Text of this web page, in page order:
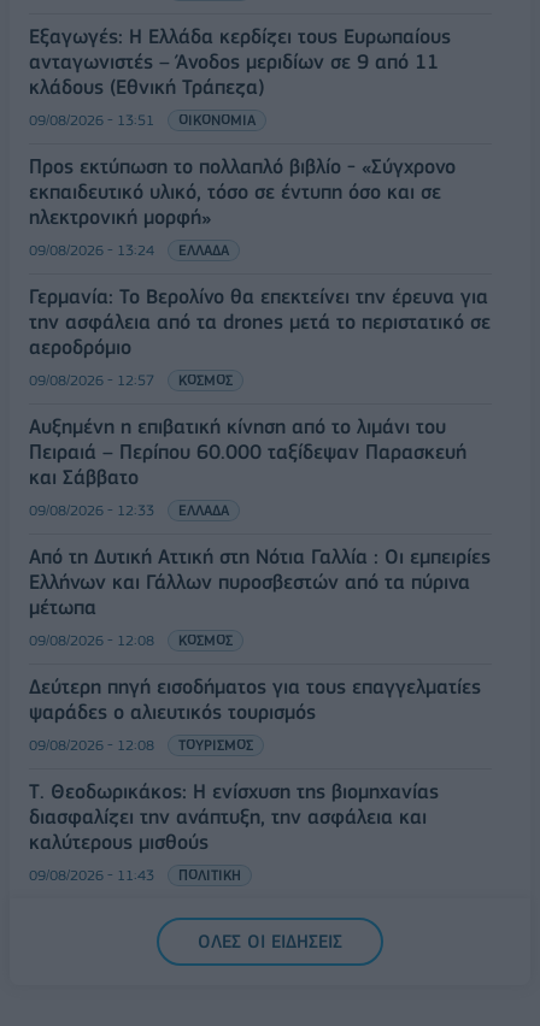
Εξαγωγές: Η Ελλάδα κερδίζει τους Ευρωπαίους
ανταγωνιστές – Άνοδος μεριδίων σε 9 από 11
κλάδους (Εθνική Τράπεζα)
09/08/2026 - 13:51 ΟΙΚΟΝΟΜΙΑ
Προς εκτύπωση το πολλαπλό βιβλίο - «Σύγχρονο
εκπαιδευτικό υλικό, τόσο σε έντυπη όσο και σε
ηλεκτρονική μορφή»
09/08/2026 - 13:24 ΕΛΛΑΔΑ
Γερμανία: Το Βερολίνο θα επεκτείνει την έρευνα για
την ασφάλεια από τα drones μετά το περιστατικό σε
αεροδρόμιο
09/08/2026 - 12:57 ΚΟΣΜΟΣ
Αυξημένη η επιβατική κίνηση από το λιμάνι του
Πειραιά – Περίπου 60.000 ταξίδεψαν Παρασκευή
και Σάββατο
09/08/2026 - 12:33 ΕΛΛΑΔΑ
Από τη Δυτική Αττική στη Νότια Γαλλία : Οι εμπειρίες
Ελλήνων και Γάλλων πυροσβεστών από τα πύρινα
μέτωπα
09/08/2026 - 12:08 ΚΟΣΜΟΣ
Δεύτερη πηγή εισοδήματος για τους επαγγελματίες
ψαράδες ο αλιευτικός τουρισμός
09/08/2026 - 12:08 ΤΟΥΡΙΣΜΟΣ
Τ. Θεοδωρικάκος: Η ενίσχυση της βιομηχανίας
διασφαλίζει την ανάπτυξη, την ασφάλεια και
καλύτερους μισθούς
09/08/2026 - 11:43 ΠΟΛΙΤΙΚΗ
Υπ. Μεταφορών: Οριστική λύση στο ζήτημα των
πινακίδων κυκλοφορίας - Τέλος στις χρονοβόρες
ΟΛΕΣ ΟΙ ΕΙΔΗΣΕΙΣ